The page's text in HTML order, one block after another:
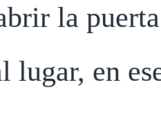
la
lugar, en